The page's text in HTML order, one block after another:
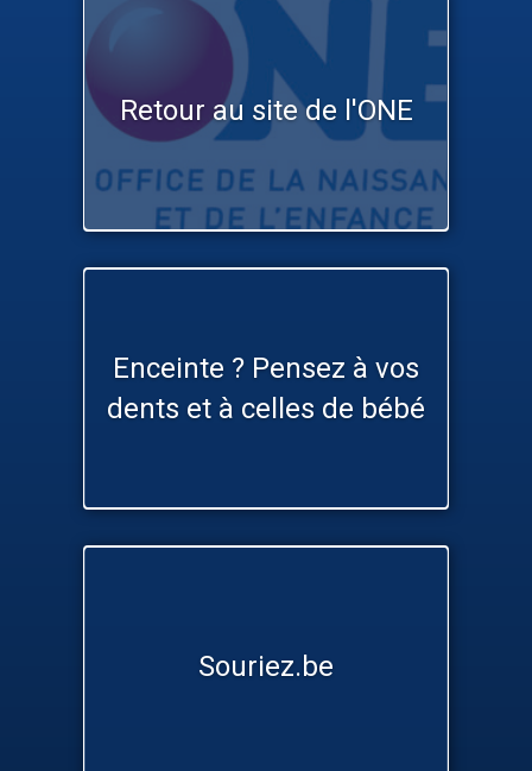
Retour au site de l'ONE
Enceinte ? Pensez à vos
dents et à celles de bébé
Souriez.be